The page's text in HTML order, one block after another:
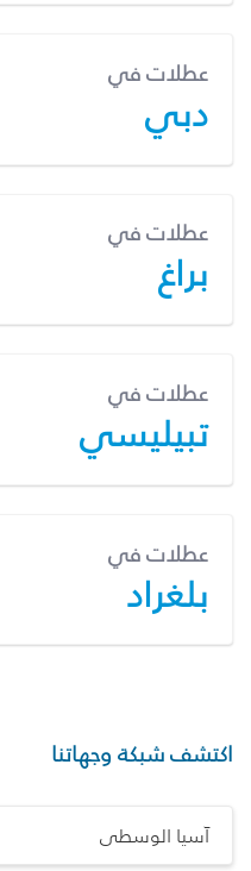
عطلات في
دبي
عطلات في
براغ
عطلات في
تبيليسي
عطلات في
بلغراد
اكتشف شبكة وجهاتنا
آسيا الوسطى